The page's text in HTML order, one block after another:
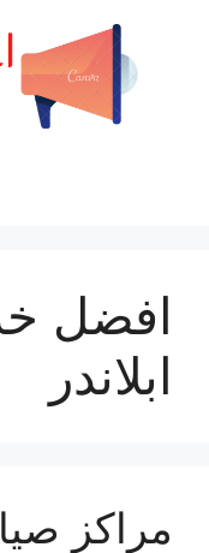
افضل
ابلاندر
مراكز